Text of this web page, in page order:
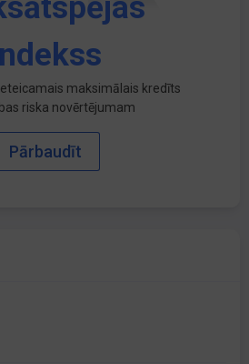
maksimālais kredīts
riska novērtējumam
Pārbaudīt